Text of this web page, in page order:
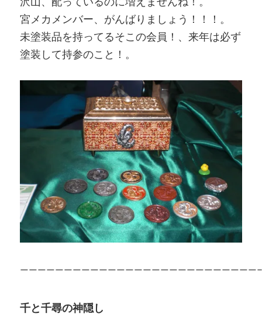
宮メカメンバー、がんばりましょう！！！。
未塗装品を持ってるそこの会員！、来年は必ず
塗装して持参のこと！。
———————————————————————————–
千と千尋の神隠し